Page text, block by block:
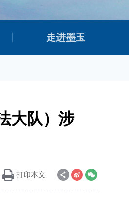
走进墨玉
大队）涉
打印本文